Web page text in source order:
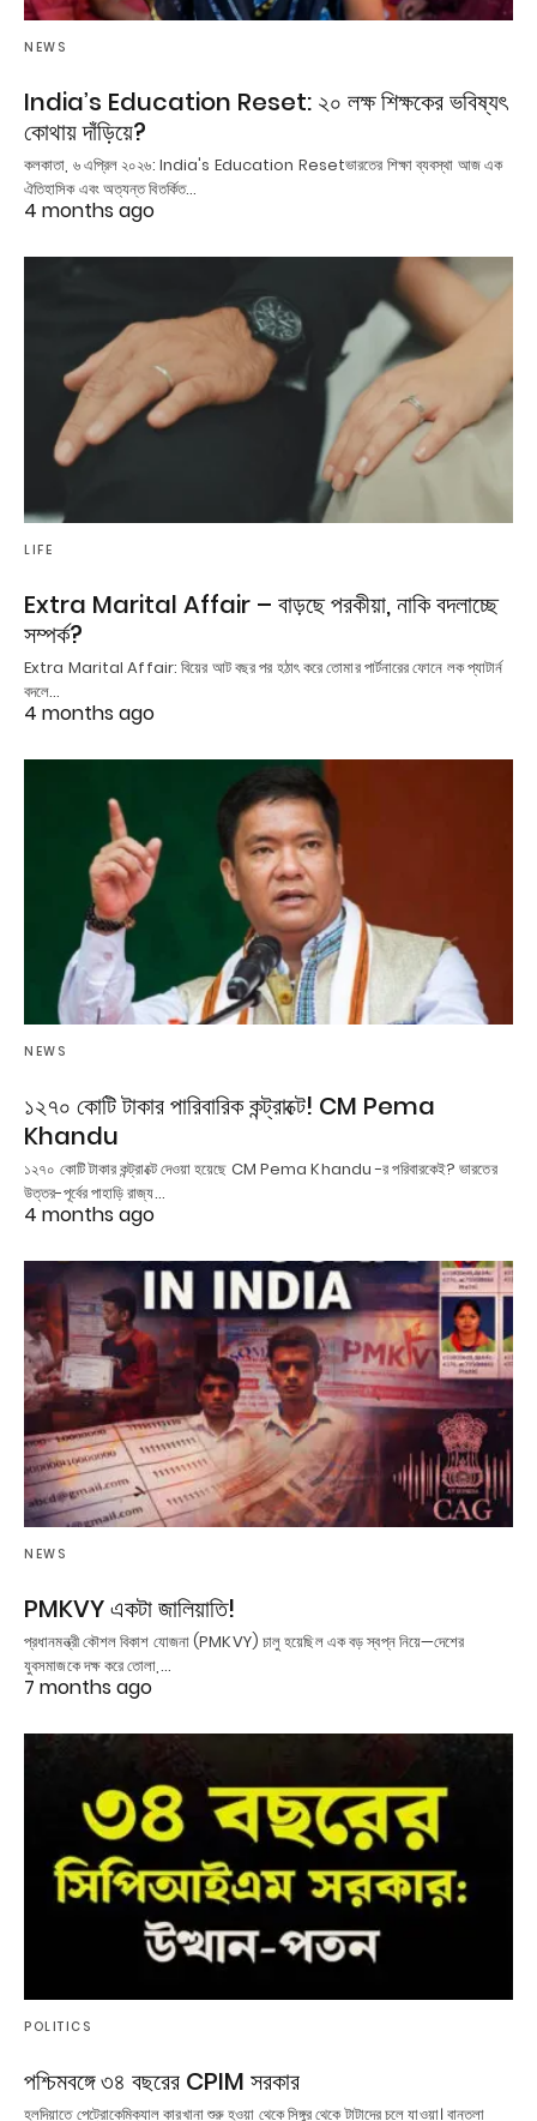
NEWS
India’s Education Reset: ২০ লক্ষ শিক্ষকের ভবিষ্যৎ
কোথায় দাঁড়িয়ে?
কলকাতা, ৬ এপ্রিল ২০২৬: India's Education Resetভারতের শিক্ষা ব্যবস্থা আজ এক
ঐতিহাসিক এবং অত্যন্ত বিতর্কিত…
4 months ago
LIFE
Extra Marital Affair – বাড়ছে পরকীয়া, নাকি বদলাচ্ছে
সম্পর্ক?
Extra Marital Affair: বিয়ের আট বছর পর হঠাৎ করে তোমার পার্টনারের ফোনে লক প্যাটার্ন
বদলে…
4 months ago
NEWS
১২৭০ কোটি টাকার পারিবারিক কন্ট্রাক্টে! CM Pema
Khandu
১২৭০ কোটি টাকার কন্ট্রাক্টে দেওয়া হয়েছে CM Pema Khandu -র পরিবারকেই? ভারতের
উত্তর-পূর্বের পাহাড়ি রাজ্য…
4 months ago
NEWS
PMKVY একটা জালিয়াতি!
প্রধানমন্ত্রী কৌশল বিকাশ যোজনা (PMKVY) চালু হয়েছিল এক বড় স্বপ্ন নিয়ে—দেশের
যুবসমাজকে দক্ষ করে তোলা,…
7 months ago
POLITICS
পশ্চিমবঙ্গে ৩৪ বছরের CPIM সরকার
হলদিয়াতে পেট্রোকেমিক্যাল কারখানা শুরু হওয়া থেকে সিঙ্গুর থেকে টাটাদের চলে যাওয়া। বান্তলা